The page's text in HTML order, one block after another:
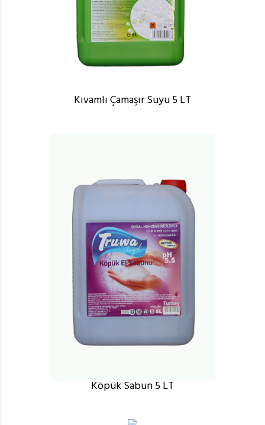
Kıvamlı Çamaşır Suyu 5 LT
Köpük Sabun 5 LT